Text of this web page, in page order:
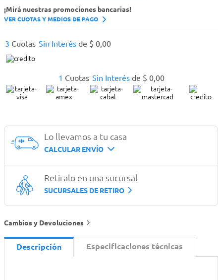
¡Mirá nuestras promociones bancarias!
VER CUOTAS Y MEDIOS DE PAGO
1 Cuotas Sin Interés de $ 0,00
3 Cuotas Sin Interés de $ 0,00
Lo llevamos a tu casa
CALCULAR ENVÍO
Retiralo en una sucursal
SUCURSALES DE RETIRO
Cambios y Devoluciones
Descripción Especificaciones técnicas